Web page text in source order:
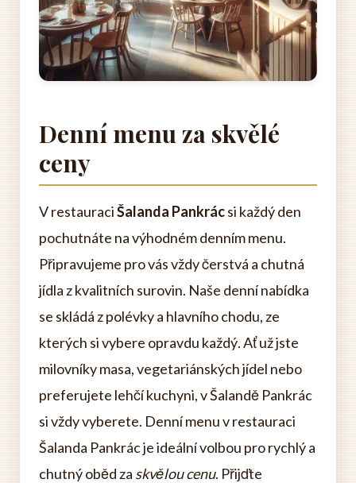
Denní menu za skvělé
ceny
V restauraciŠalanda Pankrácsi každý den
pochutnáte na výhodném denním menu.
Připravujeme pro vás vždy čerstvá a chutná
jídla z kvalitních surovin. Naše denní nabídka
se skládá z polévky a hlavního chodu, ze
kterých si vybere opravdu každý. Ať už jste
milovníky masa, vegetariánských jídel nebo
preferujete lehčí kuchyni, v Šalandě Pankrác
si vždy vyberete. Denní menu v restauraci
Šalanda Pankrác je ideální volbou pro rychlý a
chutný oběd za skvělou cenu. Přijďte